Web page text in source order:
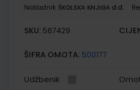
Nakladnik: ŠKOLSKA KNJIGA d.d.
SKU: 567429
ŠIFRA OMOTA: 500177
Udžbenik